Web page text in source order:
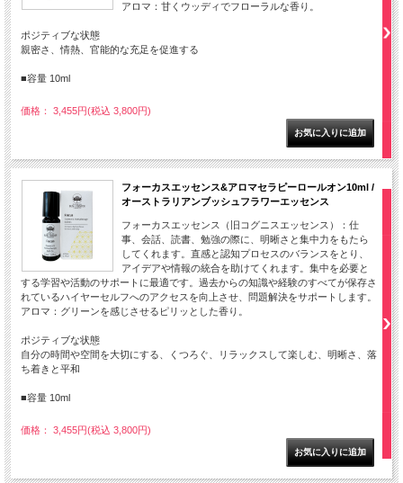
アロマ：甘くウッディでフローラルな香り。
ポジティブな状態
親密さ、情熱、官能的な充足を促進する
■容量 10ml
価格： 3,455円(税込 3,800円)
フォーカスエッセンス&アロマセラピーロールオン10ml /
オーストラリアンブッシュフラワーエッセンス
フォーカスエッセンス（旧コグニスエッセンス）：仕
事、会話、読書、勉強の際に、明晰さと集中力をもたら
してくれます。直感と認知プロセスのバランスをとり、
アイデアや情報の統合を助けてくれます。集中を必要と
する学習や活動のサポートに最適です。過去からの知識や経験のすべてが保存さ
れているハイヤーセルフへのアクセスを向上させ、問題解決をサポートします。
アロマ：グリーンを感じさせるピリッとした香り。
ポジティブな状態
自分の時間や空間を大切にする、くつろぐ、リラックスして楽しむ、明晰さ、落
ち着きと平和
■容量 10ml
価格： 3,455円(税込 3,800円)